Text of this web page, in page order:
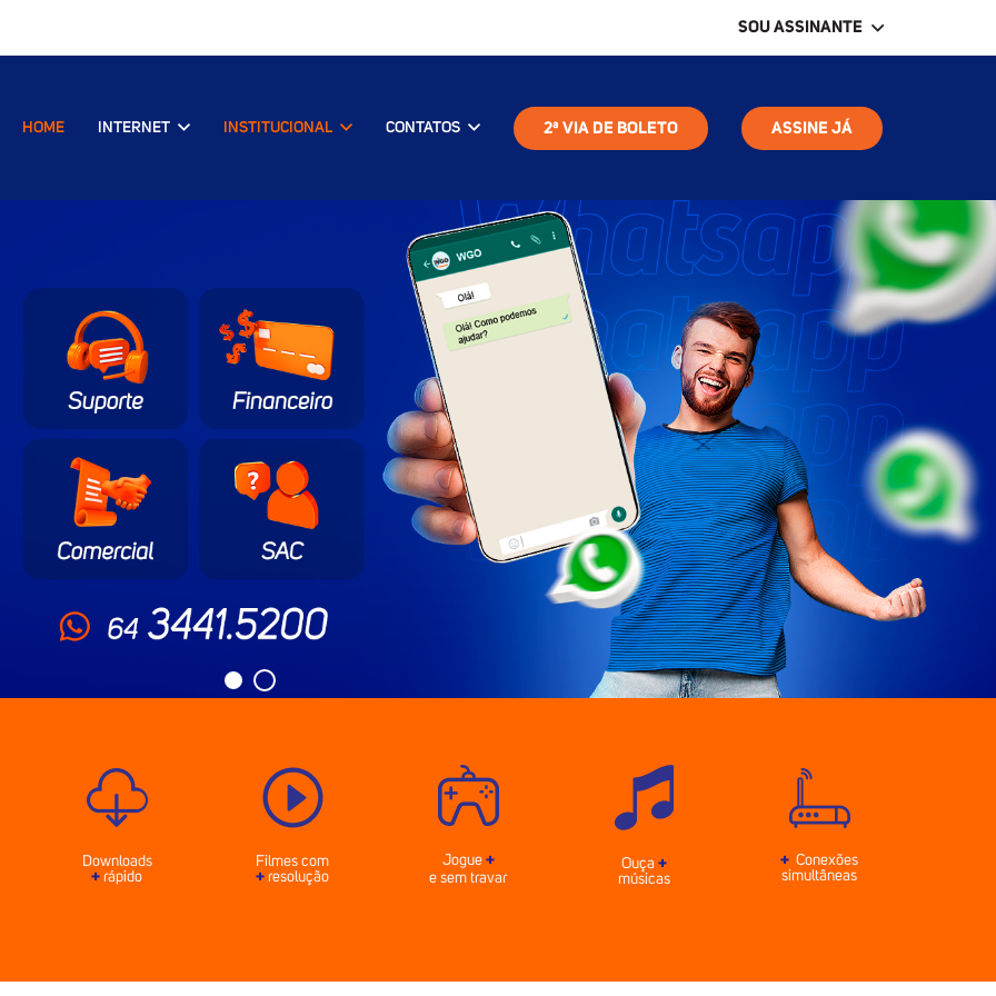
SOU ASSINANTE
HOME INTERNET INSTITUCIONAL CONTATOS 2ª VIA DE BOLETO ASSINE JÁ
Downloads
+ rápido
Filmes com
+ resolução
Jogue +
e sem travar
Ouça +
músicas
+ Conexões
simultâneas